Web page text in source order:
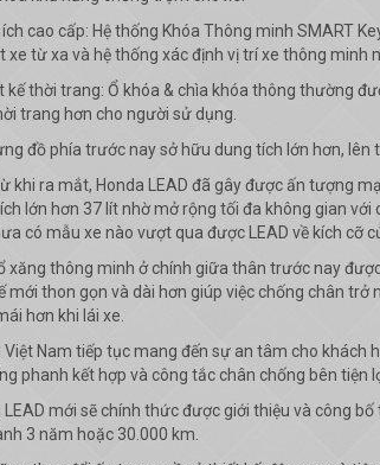
cao cấp: Hệ thống Khóa Thông minh SMART
từ xa và hệ thống xác định vị trí xe thông minh
kế thời trang: Ổ khóa & chìa khóa thông thường
trang hơn cho người sử dụng.
đồ phía trước nay sở hữu dung tích lớn hơn,
khi ra mắt, Honda LEAD đã gây được ấn tượng
lớn hơn 37 lít nhờ mở rộng tối đa không gian
có mẫu xe nào vượt qua được LEAD về kích cỡ
xăng thông minh ở chính giữa thân trước nay
mới thon gọn và dài hơn giúp việc chống chân
hơn khi lái xe.
Việt Nam tiếp tục mang đến sự an tâm cho khách
phanh kết hợp và công tắc chân chống bên tiện
LEAD mới sẽ chính thức được giới thiệu và công
3 năm hoặc 30.000 km.